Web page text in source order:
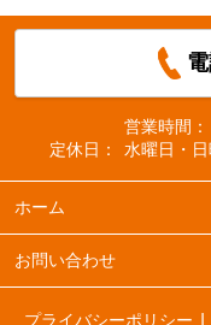
営業時間：
定休日：
水曜日・
ホーム
お問い合わせ
プライバシーポリシー